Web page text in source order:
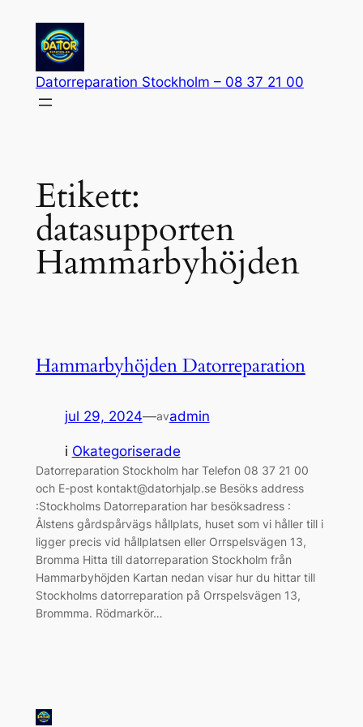
innehåll
Datorreparation Stockholm – 08 37 21 00
Etikett:
datasupporten
Hammarbyhöjden
Hammarbyhöjden Datorreparation
jul 29, 2024—avadmin
i Okategoriserade
Datorreparation Stockholm har Telefon 08 37 21 00
och E-post kontakt@datorhjalp.se Besöks address
:Stockholms Datorreparation har besöksadress :
Ålstens gårdspårvägs hållplats, huset som vi håller till i
ligger precis vid hållplatsen eller Orrspelsvägen 13,
Bromma Hitta till datorreparation Stockholm från
Hammarbyhöjden Kartan nedan visar hur du hittar till
Stockholms datorreparation på Orrspelsvägen 13,
Brommma. Rödmarkör…